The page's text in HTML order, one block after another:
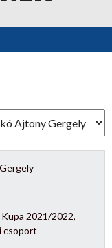
2021/2022,
csoport